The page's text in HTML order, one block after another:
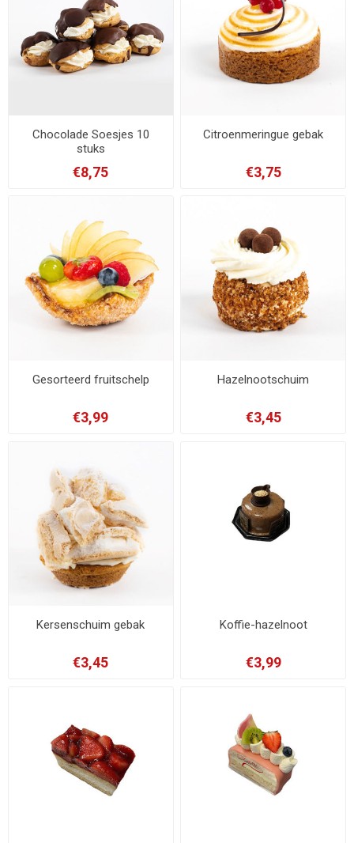
Chocolade Soesjes 10
stuks
€8,75
Citroenmeringue gebak
€3,75
Gesorteerd fruitschelp
€3,99
Hazelnootschuim
€3,45
Kersenschuim gebak
€3,45
Koffie-hazelnoot
€3,99